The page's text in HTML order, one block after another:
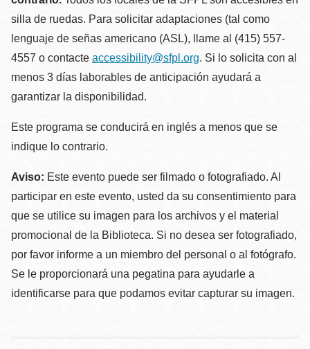
silla de ruedas. Para solicitar adaptaciones (tal como
lenguaje de señas americano (ASL), llame al (415) 557-
4557 o contacte accessibility@sfpl.org. Si lo solicita con al
menos 3 días laborables de anticipación ayudará a
garantizar la disponibilidad.
Este programa se conducirá en inglés a menos que se
indique lo contrario.
Aviso: Este evento puede ser filmado o fotografiado. Al
participar en este evento, usted da su consentimiento para
que se utilice su imagen para los archivos y el material
promocional de la Biblioteca. Si no desea ser fotografiado,
por favor informe a un miembro del personal o al fotógrafo.
Se le proporcionará una pegatina para ayudarle a
identificarse para que podamos evitar capturar su imagen.